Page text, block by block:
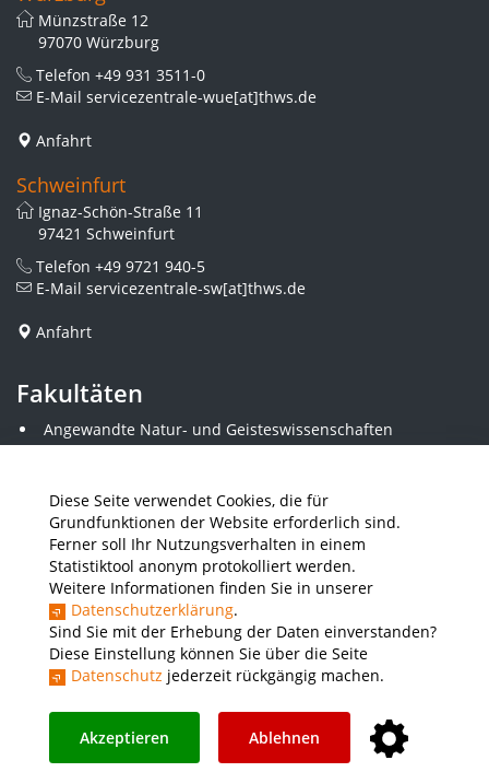
Diese Seite verwendet Cookies, die für
Grundfunktionen der Website erforderlich sind.
Ferner soll Ihr Nutzungsverhalten in einem
Statistiktool anonym protokolliert werden.
Weitere Informationen finden Sie in unserer
Datenschutzerklärung.
Sind Sie mit der Erhebung der Daten einverstanden?
Diese Einstellung können Sie über die Seite
Datenschutz jederzeit rückgängig machen.
Akzeptieren Ablehnen
Münzstraße 12
97070 Würzburg
Telefon +49 931 3511-0
E-Mail servicezentrale-wue[at]thws.de
Anfahrt
Schweinfurt
Ignaz-Schön-Straße 11
97421 Schweinfurt
Telefon +49 9721 940-5
E-Mail servicezentrale-sw[at]thws.de
Anfahrt
Fakultäten
Angewandte Natur- und Geisteswissenschaften
Angewandte Sozialwissenschaften
Elektrotechnik
Gestaltung
Informatik und Wirtschaftsinformatik
Kunststofftechnik und Vermessung
Maschinenbau
THWS Business School
Wirtschaftsingenieurwesen
Presse
Instagram YouTube LinkedIn